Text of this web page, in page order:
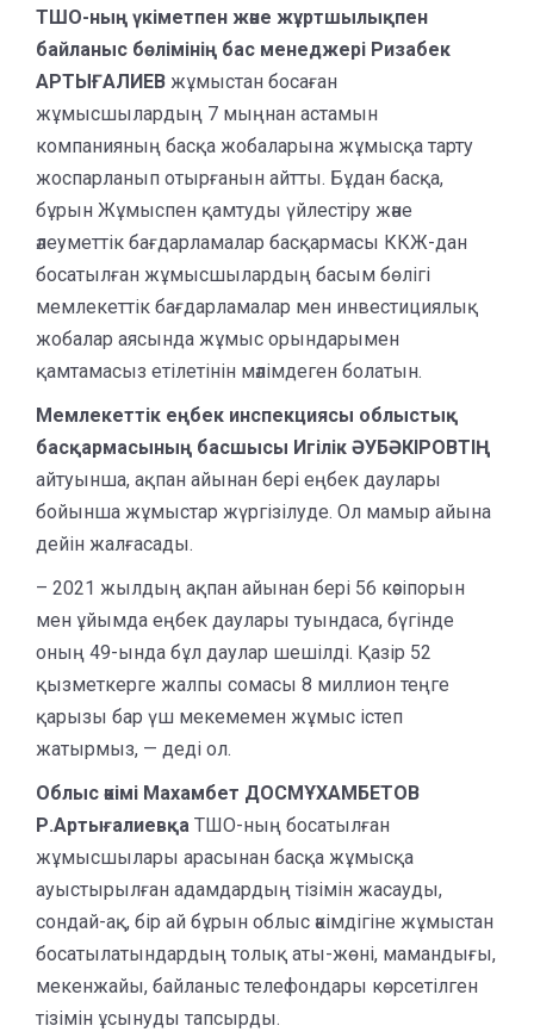
ТШО-ның үкіметпен және жұртшылықпен
байланыс бөлімінің бас менеджері Ризабек
АРТЫҒАЛИЕВ жұмыстан босаған
жұмысшылардың 7 мыңнан астамын
компанияның басқа жобаларына жұмысқа тарту
жоспарланып отырғанын айтты. Бұдан басқа,
бұрын Жұмыспен қамтуды үйлестіру және
әлеуметтік бағдарламалар басқармасы ККЖ-дан
босатылған жұмысшылардың басым бөлігі
мемлекеттік бағдарламалар мен инвестициялық
жобалар аясында жұмыс орындарымен
қамтамасыз етілетінін мәлімдеген болатын.
Мемлекеттік еңбек инспекциясы облыстық
басқармасының басшысы Игілік ӘУБӘКІРОВТІҢ
айтуынша, ақпан айынан бері еңбек даулары
бойынша жұмыстар жүргізілуде. Ол мамыр айына
дейін жалғасады.
– 2021 жылдың ақпан айынан бері 56 кәсіпорын
мен ұйымда еңбек даулары туындаса, бүгінде
оның 49-ында бұл даулар шешілді. Қазір 52
қызметкерге жалпы сомасы 8 миллион теңге
қарызы бар үш мекемемен жұмыс істеп
жатырмыз, — деді ол.
Облыс әкімі Махамбет ДОСМҰХАМБЕТОВ
Р.Артығалиевқа ТШО-ның босатылған
жұмысшылары арасынан басқа жұмысқа
ауыстырылған адамдардың тізімін жасауды,
сондай-ақ, бір ай бұрын облыс әкімдігіне жұмыстан
босатылатындардың толық аты-жөні, мамандығы,
мекенжайы, байланыс телефондары көрсетілген
тізімін ұсынуды тапсырды.